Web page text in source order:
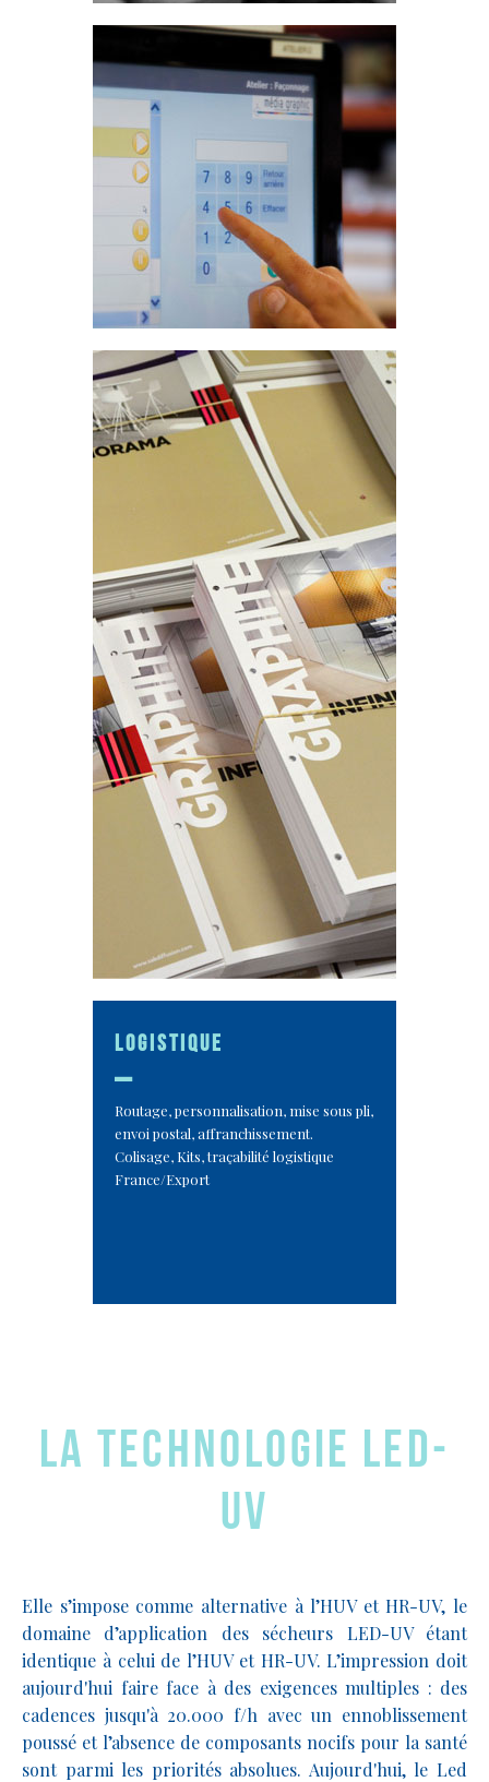
logistique
Routage, personnalisation, mise sous pli,
envoi postal, affranchissement.
Colisage, Kits, traçabilité logistique
France/Export
La technologie LED-
UV
Elle s’impose comme alternative à l’HUV et HR-UV, le
domaine d’application des sécheurs LED-UV étant
identique à celui de l’HUV et HR-UV. L’impression doit
aujourd'hui faire face à des exigences multiples : des
cadences jusqu'à 20.000 f/h avec un ennoblissement
poussé et l’absence de composants nocifs pour la santé
sont parmi les priorités absolues. Aujourd'hui, le Led